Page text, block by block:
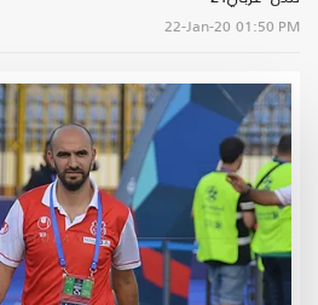
22-Jan-20 01:50 PM